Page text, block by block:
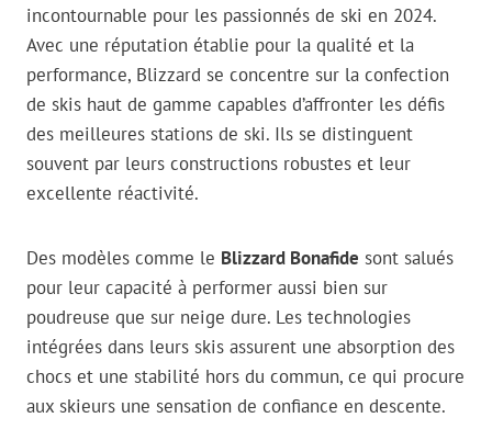
incontournable pour les passionnés de ski en 2024.
Avec une réputation établie pour la qualité et la
performance, Blizzard se concentre sur la confection
de skis haut de gamme capables d’affronter les défis
des meilleures stations de ski. Ils se distinguent
souvent par leurs constructions robustes et leur
excellente réactivité.
Des modèles comme le Blizzard Bonafide sont salués
pour leur capacité à performer aussi bien sur
poudreuse que sur neige dure. Les technologies
intégrées dans leurs skis assurent une absorption des
chocs et une stabilité hors du commun, ce qui procure
aux skieurs une sensation de confiance en descente.